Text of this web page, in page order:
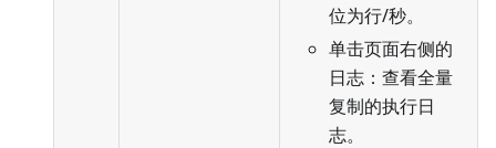
位为行/秒。
单击页面右侧的
日志：查看全量
复制的执行日
志。